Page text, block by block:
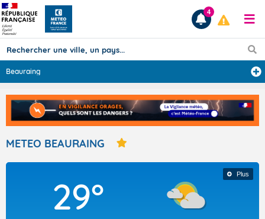
Prévisions
TOUS LES RÉSULTATS
Articles
4
Beauraing
METEO BEAURAING
Plus
29°